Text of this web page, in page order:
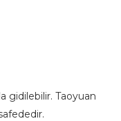
gidilebilir. Taoyuan